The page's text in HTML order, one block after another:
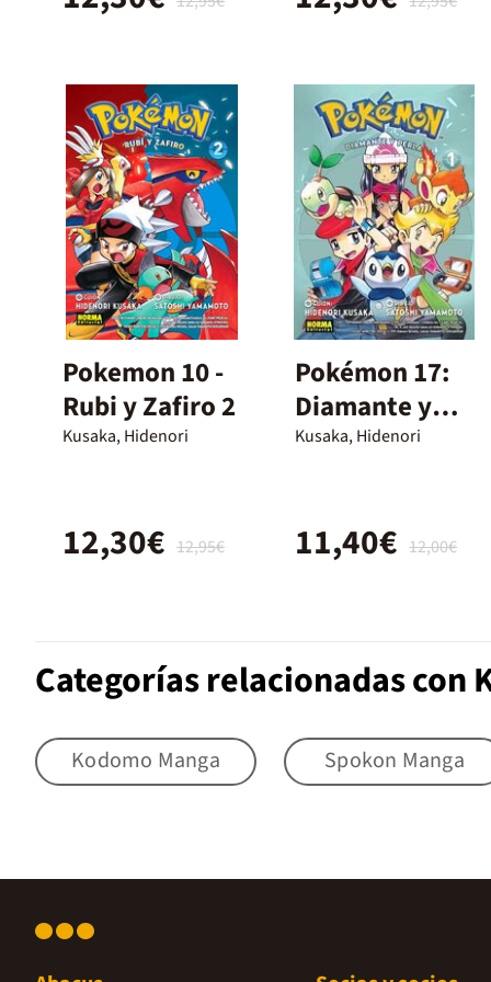
Pokemon 10 -
Rubi y Zafiro 2
Kusaka, Hidenori
12,95€
12,30€
Pokémon 17:
Diamante y
perla 1
Kusaka, Hidenori
12,00€
11,40€
Categorías relacionadas con
Kodomo Manga Spokon Manga